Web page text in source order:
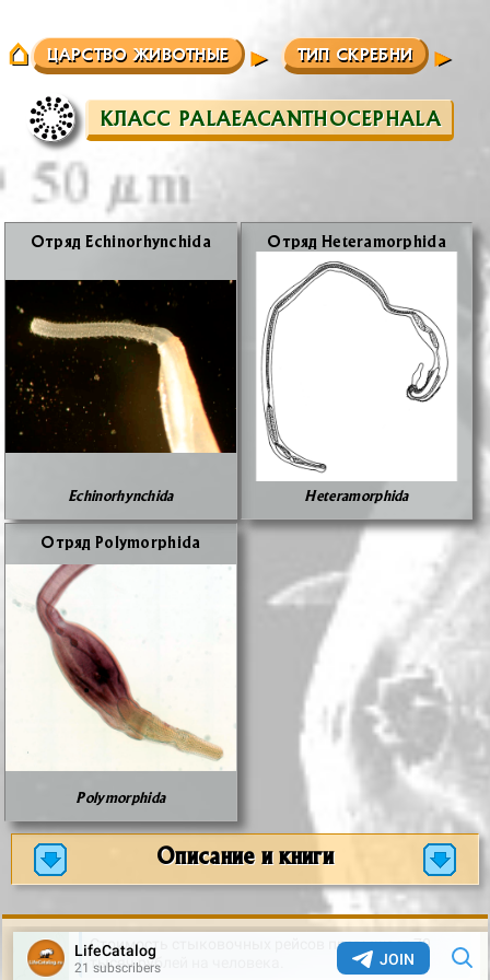
ЦАРСТВО ЖИВОТНЫЕ ТИП СКРЕБНИ
КЛАСС PALAEACANTHOCEPHALA
От­ряд Echinorhynchida
Echinorhynchida
От­ряд Heteramorphida
Heteramorphida
От­ряд Polymorphida
Polymorphida
Описание и книги